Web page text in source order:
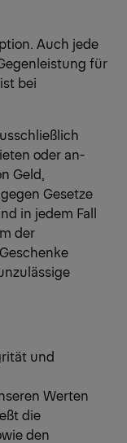
Auch jede
für
bei
oder an-
Geld,
Gesetze
in jedem Fall
der
und
Werten
die
den